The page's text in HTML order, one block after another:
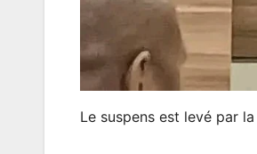
Le suspens est levé par